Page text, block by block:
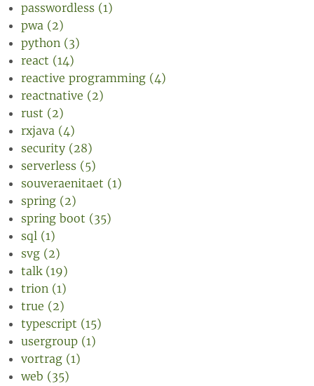
passwordless (1)
pwa (2)
python (3)
react (14)
reactive programming (4)
reactnative (2)
rust (2)
rxjava (4)
security (28)
serverless (5)
souveraenitaet (1)
spring (2)
spring boot (35)
sql (1)
svg (2)
talk (19)
trion (1)
true (2)
typescript (15)
usergroup (1)
vortrag (1)
web (35)